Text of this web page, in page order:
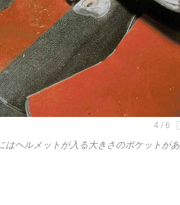
ヘルメットが入る大きさのポケットがあ